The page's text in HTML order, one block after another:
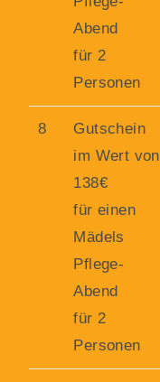
Abend
für 2
Personen
8
Gutschein
im Wert von
138€
für einen
Mädels
Pflege-
Abend
für 2
Personen